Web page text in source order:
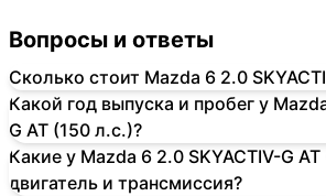
Вопросы и ответы
Сколько стоит Mazda 6 2.0
Какой год выпуска и пробег у
G AT (150 л.с.)?
Какие у Mazda 6 2.0 SKYACTIV-G
двигатель и трансмиссия?